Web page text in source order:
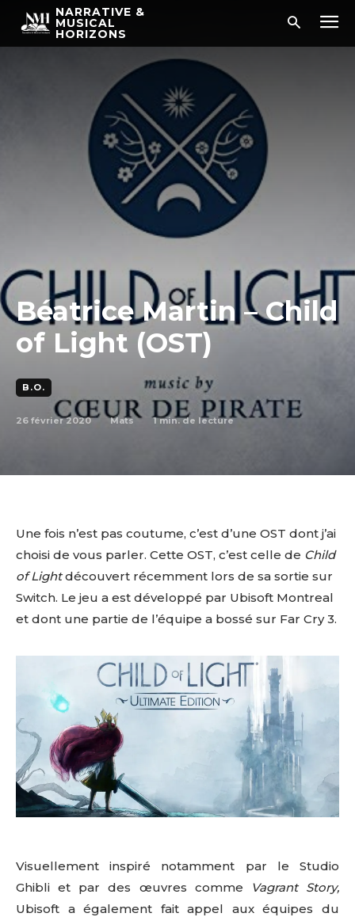
NARRATIVE &
MUSICAL
HORIZONS
Béatrice Martin – Child
of Light (OST)
B.O.
26 février 2020 Mats 1min. de lecture
Une fois n’est pas coutume, c’est d’une OST dont j’ai
choisi de vous parler. Cette OST, c’est celle de Child
of Lightdécouvert récemment lors de sa sortie sur
Switch. Le jeu a est développé par Ubisoft Montreal
et dont une partie de l’équipe a bossé sur Far Cry 3.
Visuellement inspiré notamment par le Studio
Ghibli et par des œuvres comme
Vagrant Story,
Ubisoft a également fait appel aux équipes du